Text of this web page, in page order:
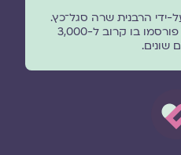
נוסד בשנת 2019 על-ידי הרבנית שרה סגל־כץ.
עם הכניסה לשנת 2025 פורסמו בו קרוב ל-3,000
שונים.